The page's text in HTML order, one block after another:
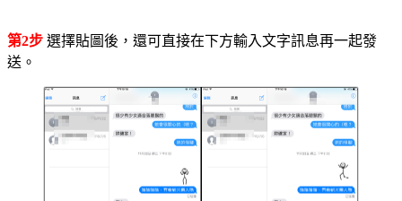
第2步 選擇貼圖後，還可直接在下方輸入文字訊息再一起發
送。